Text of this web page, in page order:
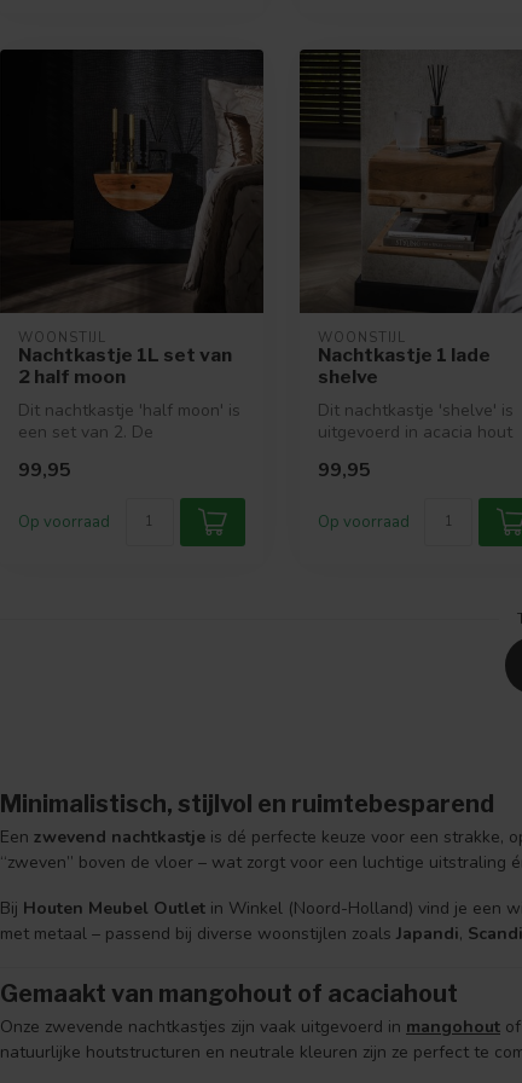
WOONSTIJL
Nachtkastje 1L set van
2 half moon
Dit nachtkastje 'half moon' is
een set van 2. De
in...
99,95
Op voorraad
WOONSTIJL
Nachtkastje 1 lade
shelve
Dit nachtkastje 'shelve' is
uitgevoerd in acacia hout
99,95
Op voorraad
Minimalistisch, stijlvol en ruimtebesparend
Een zwevend nachtkastje is dé perfecte keuze voor een strakke,
“zweven” boven de vloer – wat zorgt voor een luchtige uitstraling
Bij Houten Meubel Outlet in Winkel (Noord-Holland) vind je een
met metaal – passend bij diverse woonstijlen zoals Japandi,
Gemaakt van mangohout of acaciahout
Onze zwevende nachtkastjes zijn vaak uitgevoerd in mangohout of
natuurlijke houtstructuren en neutrale kleuren zijn ze perfect te